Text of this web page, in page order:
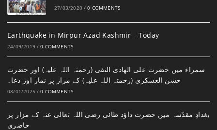
27/03/2020 / 0 COMMENTS
Earthquake in Mirpur Azad Kashmir – Today
24/09/2019 / 0 COMMENTS
سمراء میں حضرت علی الھادی النقی (رحمتہ اللہ علیہ) اور حضرت
حسن العسکری (رحمتہ اللہ علیہ) کے مزار پر نماز اور دعا۔
08/01/2025 / 0 COMMENTS
بغدادِ مقدّسہ میں حضرت داؤد طائی رضی اللہ تعالیٰ عنہ کے مزار پر
حاضری